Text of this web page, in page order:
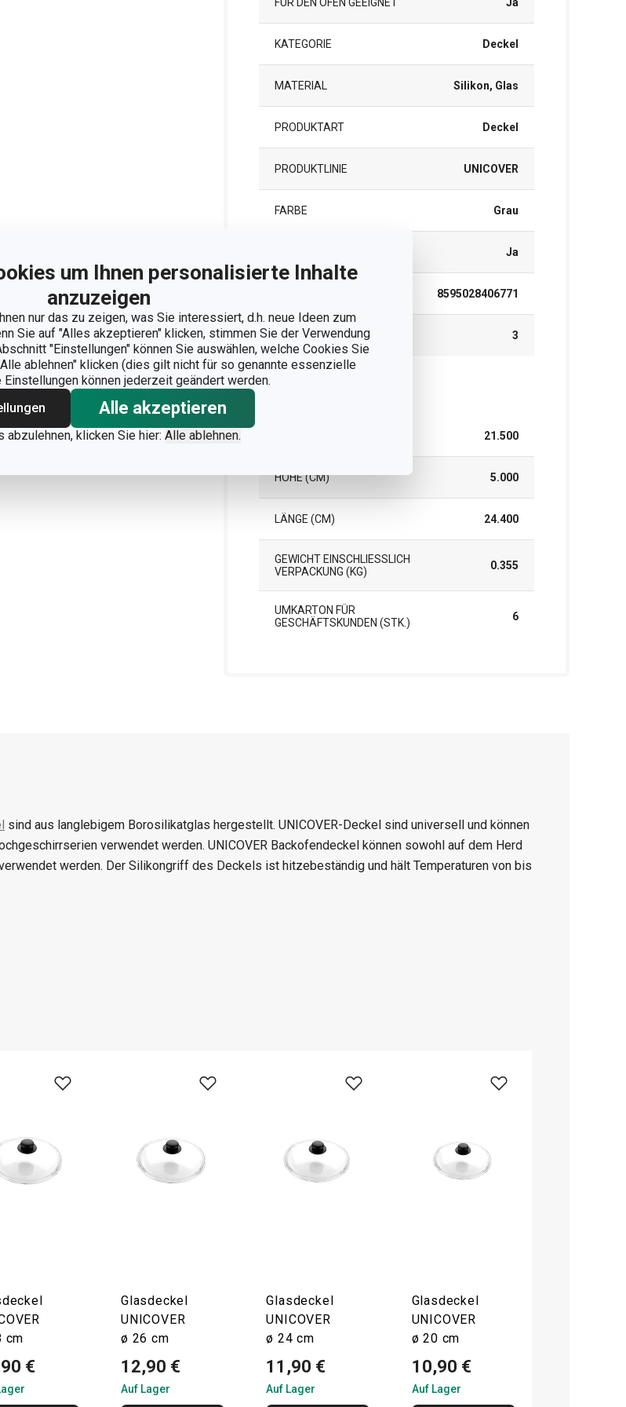
um Ihnen personalisierte Inhalte
anzuzeigen
nur das zu zeigen, was Sie interessiert, d.h. neue Ideen zum
Sie auf "Alles akzeptieren" klicken, stimmen Sie der Verwendung
"Einstellungen" können Sie auswählen, welche Cookies Sie
ablehnen" klicken (dies gilt nicht für so genannte essenzielle
Einstellungen können jederzeit geändert werden.
Alle akzeptieren
abzulehnen, klicken Sie hier: Alle ablehnen.
KATEGORIE Deckel
MATERIAL Silikon, Glas
PRODUKTART Deckel
PRODUKTLINIE UNICOVER
FARBE Grau
Ja
8595028406771
GARANTIE (IN JAHREN) 3
21.500
HÖHE (CM) 5.000
LÄNGE (CM) 24.400
GEWICHT EINSCHLIESSLICH V
ERPACKUNG (KG)
0.355
UMKARTON FÜR
GESCHÄFTSKUNDEN (STK.)
6
sind aus langlebigem Borosilikatglas hergestellt. UNICOVER-Deckel sind universell und können
verwendet werden. UNICOVER Backofendeckel können sowohl auf dem Herd
werden. Der Silikongriff des Deckels ist hitzebeständig und hält Temperaturen von bis
cm
€
Glasdeckel
UNICOVER
ø 26 cm
12,90 €
Auf Lager
Glasdeckel
UNICOVER
ø 24 cm
11,90 €
Auf Lager
Glasdeckel
UNICOVER
ø 20 cm
10,90 €
Auf Lager